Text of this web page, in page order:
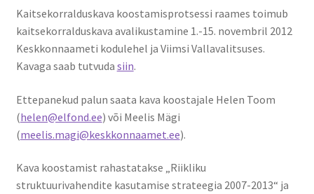
Kaitsekorralduskava koostamisprotsessi raames toimub
kaitsekorralduskava avalikustamine 1.-15. novembril 2012
Keskkonnaameti kodulehel ja Viimsi Vallavalitsuses.
Kavaga saab tutvuda siin.
Ettepanekud palun saata kava koostajale Helen Toom
(helen@elfond.ee) või Meelis Mägi
(meelis.magi@keskkonnaamet.ee).
Kava koostamist rahastatakse „Riikliku
struktuurivahendite kasutamise strateegia 2007-2013“ ja